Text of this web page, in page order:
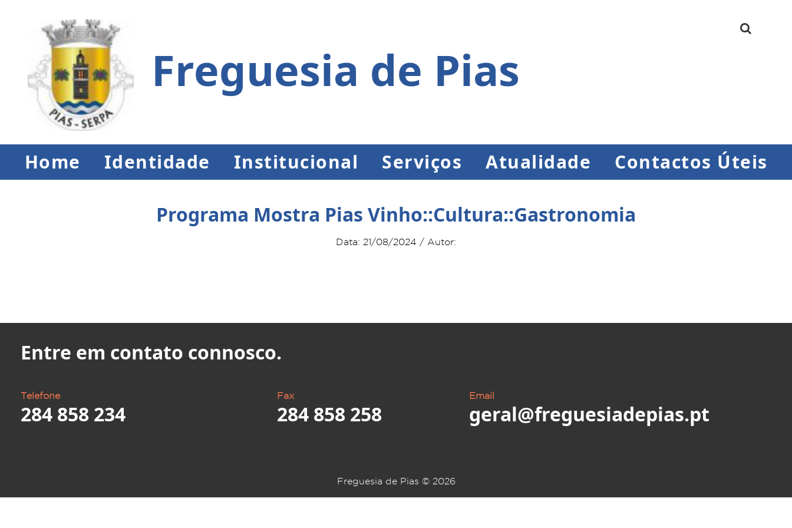
Freguesia de Pias
Home Identidade Institucional Serviços Atualidade Contactos Úteis
Programa Mostra Pias Vinho::Cultura::Gastronomia
Data: 21/08/2024 / Autor:
Entre em contato connosco.
Telefone
284 858 234
Fax
284 858 258
Email
geral@freguesiadepias.pt
Freguesia de Pias © 2026